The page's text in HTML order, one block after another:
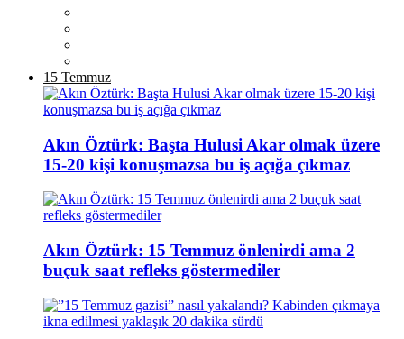
15 Temmuz
Akın Öztürk: Başta Hulusi Akar olmak üzere
15-20 kişi konuşmazsa bu iş açığa çıkmaz
Akın Öztürk: 15 Temmuz önlenirdi ama 2
buçuk saat refleks göstermediler